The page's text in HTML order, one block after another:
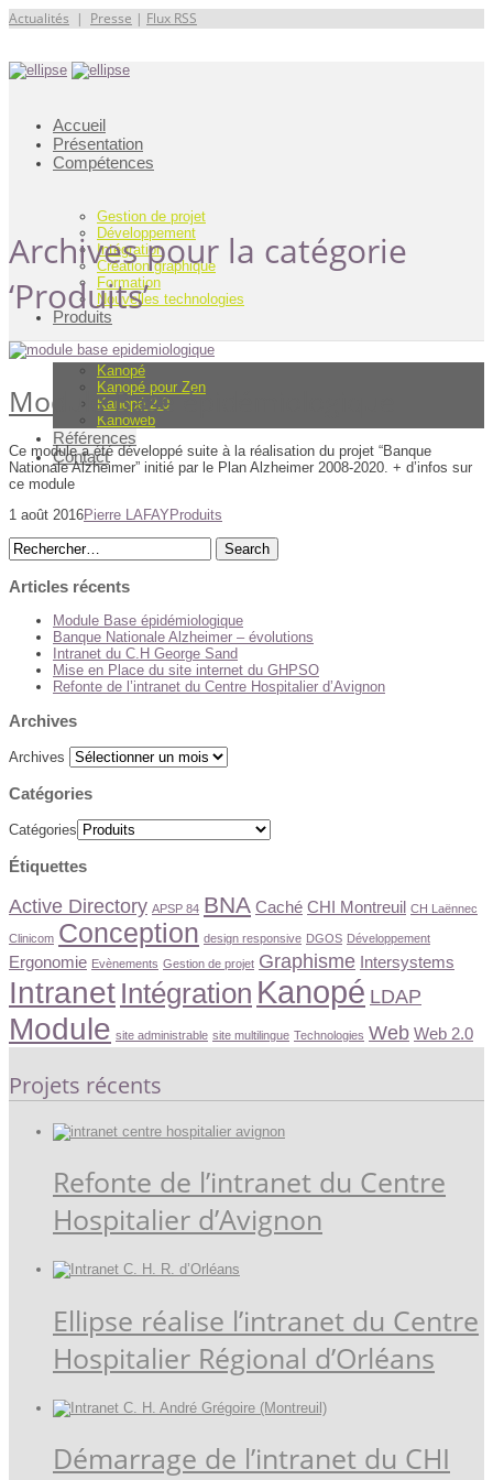
Actualités | Presse | Flux RSS
Accueil
Présentation
Compétences
Gestion de projet
Développement
Intégration
Création graphique
Formation
Nouvelles technologies
Produits
Kanopé
Kanopé pour Zen
Kanopé 2.0
Kanoweb
Références
Contact
Archives pour la catégorie
‘Produits’
Module Base épidémiologique
Ce module a été développé suite à la réalisation du projet “Banque
Nationale Alzheimer” initié par le Plan Alzheimer 2008-2020. + d’infos sur
ce module
1 août 2016Pierre LAFAYProduits
Articles récents
Module Base épidémiologique
Banque Nationale Alzheimer – évolutions
Intranet du C.H George Sand
Mise en Place du site internet du GHPSO
Refonte de l’intranet du Centre Hospitalier d’Avignon
Archives
Archives
Catégories
Catégories
Étiquettes
Active Directory APSP 84 BNA Caché CHI Montreuil CH Laënnec
Clinicom Conception design responsive DGOS Développement
Ergonomie Evènements Gestion de projet Graphisme Intersystems
Intranet Intégration Kanopé LDAP
Module site administrable site multilingue Technologies Web Web 2.0
Projets récents
Refonte de l’intranet du Centre
Hospitalier d’Avignon
Ellipse réalise l’intranet du Centre
Hospitalier Régional d’Orléans
Démarrage de l’intranet du CHI